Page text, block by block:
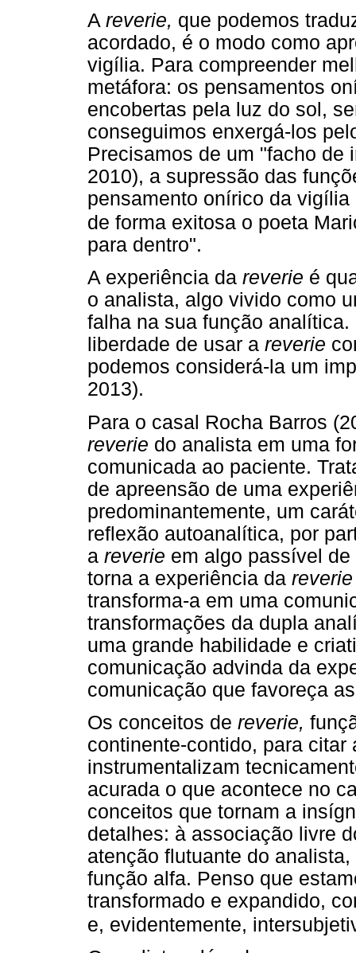
A reverie, que podemos
acordado, é o modo como
vigília. Para compreender
metáfora: os pensamentos
encobertas pela luz do sol,
conseguimos enxergá-los
Precisamos de um "facho de
2010), a supressão das
pensamento onírico da
de forma exitosa o poeta
para dentro".
A experiência da reverie é
o analista, algo vivido como
falha na sua função
liberdade de usar a reverie
podemos considerá-la um
2013).
Para o casal Rocha Barros
reverie do analista em uma
comunicada ao paciente.
de apreensão de uma
predominantemente, um
reflexão autoanalítica, por
a reverie em algo passível
torna a experiência da reverie
transforma-a em uma
transformações da dupla
uma grande habilidade e
comunicação advinda da
comunicação que favoreça
Os conceitos de reverie,
continente-contido, para
instrumentalizam
acurada o que acontece no
conceitos que tornam a
detalhes: à associação livre
atenção flutuante do
função alfa. Penso que
transformado e expandido,
e, evidentemente,